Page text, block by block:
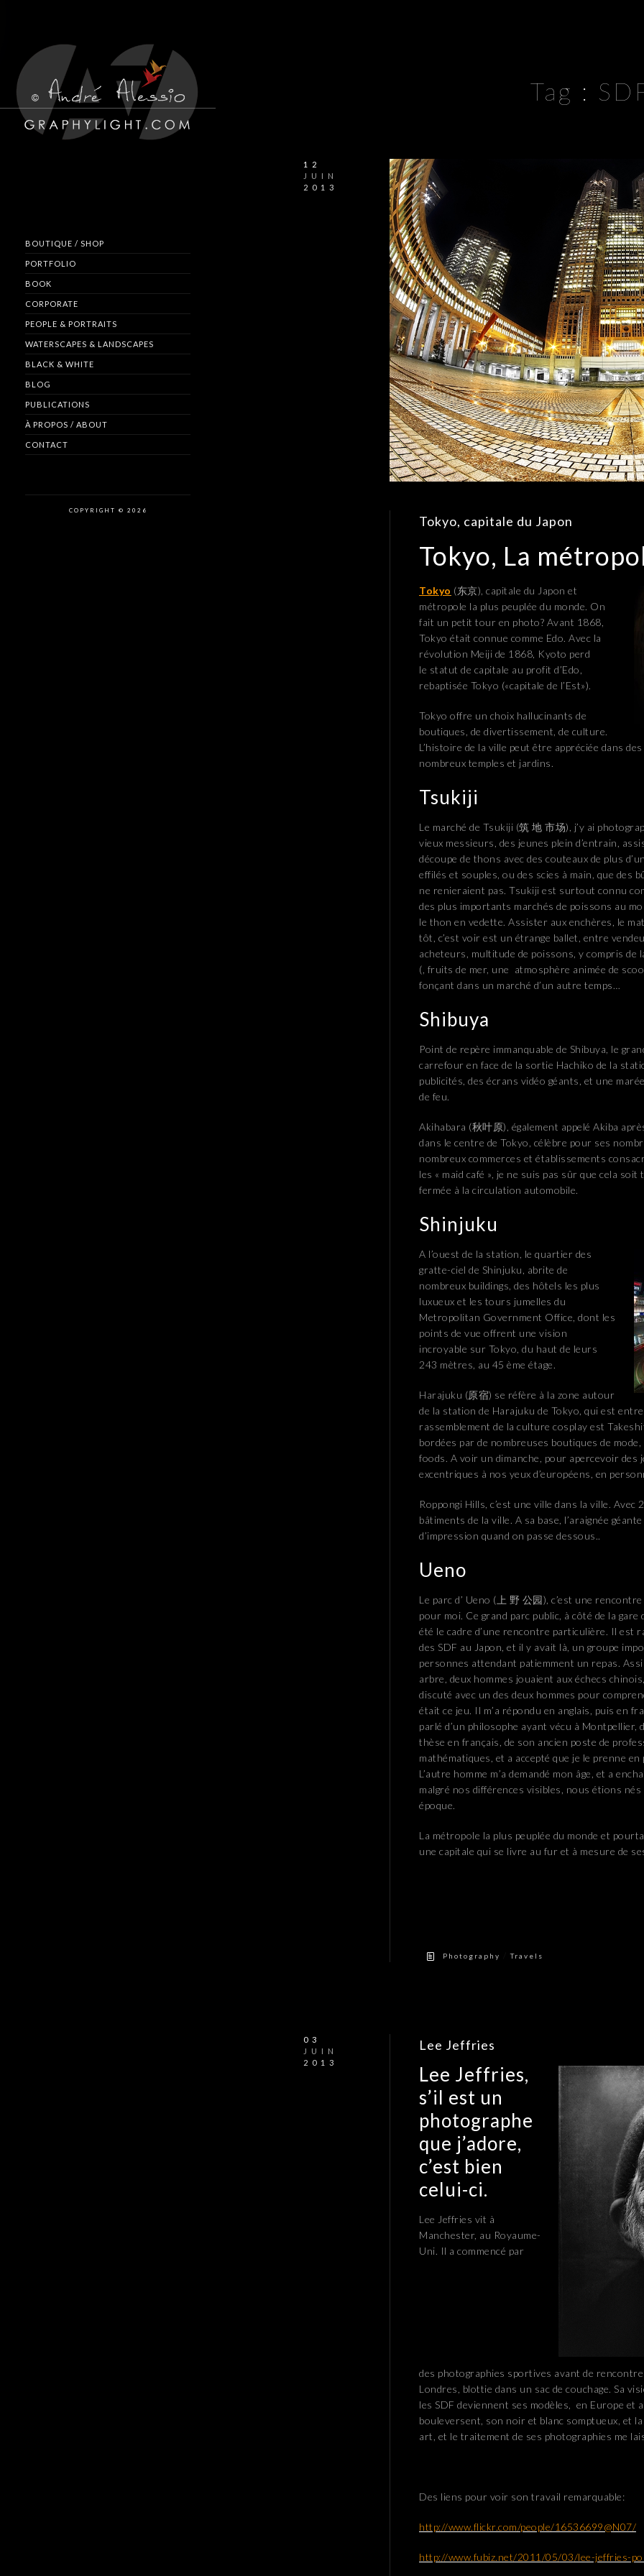
BOUTIQUE / SHOP
PORTFOLIO
BOOK
CORPORATE
PEOPLE & PORTRAITS
WATERSCAPES & LANDSCAPES
BLACK & WHITE
BLOG
PUBLICATIONS
À PROPOS / ABOUT
CONTACT
COPYRIGHT © 2026
Tag :
12
JUIN
2013
Tokyo, capitale du Japon
Tokyo, La
Tokyo (东京), capitale du Japon et
métropole la plus peuplée du monde. On
fait un petit tour en photo? Avant 1868,
Tokyo était connue comme Edo. Avec la
révolution Meiji de 1868, Kyoto perd
le statut de capitale au profit d’Edo,
rebaptisée Tokyo («capitale de l’Est»).
Tokyo offre un choix hallucinants de
boutiques, de divertissement, de culture.
L’histoire de la ville peut être appréciée dans
nombreux temples et jardins.
Tsukiji
Le marché de Tsukiji (筑 地 市场), j’y ai
vieux messieurs, des jeunes plein d’entrain,
découpe de thons avec des couteaux de plus
effilés et souples, ou des scies à main, que des
ne renieraient pas. Tsukiji est surtout connu
des plus importants marchés de poissons au
le thon en vedette. Assister aux enchères, le
tôt, c’est voir est un étrange ballet, entre
acheteurs, multitude de poissons, y compris de
(, fruits de mer, une atmosphère animée de
fonçant dans un marché d’un autre temps…
Shibuya
Point de repère immanquable de Shibuya, le
carrefour en face de la sortie Hachiko de la
publicités, des écrans vidéo géants, et une
de feu.
Akihabara (秋叶原), également appelé Akiba
dans le centre de Tokyo, célèbre pour ses
nombreux commerces et établissements
les « maid café », je ne suis pas sûr que cela
fermée à la circulation automobile.
Shinjuku
A l’ouest de la station, le quartier des
gratte-ciel de Shinjuku, abrite de
nombreux buildings, des hôtels les plus
luxueux et les tours jumelles du
Metropolitan Government Office, dont les
points de vue offrent une vision
incroyable sur Tokyo, du haut de leurs
243 mètres, au 45 ème étage.
Harajuku (原宿) se réfère à la zone autour
de la station de Harajuku de Tokyo, qui est
rassemblement de la culture cosplay est
bordées par de nombreuses boutiques de
foods. A voir un dimanche, pour apercevoir
excentriques à nos yeux d’européens, en
Roppongi Hills, c’est une ville dans la ville.
bâtiments de la ville. A sa base, l’araignée
d’impression quand on passe dessous..
Ueno
Le parc d’ Ueno (上 野 公园), c’est une
pour moi. Ce grand parc public, à côté de la gare
été le cadre d’une rencontre particulière. Il est
des SDF au Japon, et il y avait là, un groupe
personnes attendant patiemment un repas.
arbre, deux hommes jouaient aux échecs
discuté avec un des deux hommes pour
était ce jeu. Il m’a répondu en anglais, puis en
parlé d’un philosophe ayant vécu à Montpellier,
thèse en français, de son ancien poste de
mathématiques, et a accepté que je le prenne en
L’autre homme m’a demandé mon âge, et a
malgré nos différences visibles, nous étions nés
époque.
La métropole la plus peuplée du monde et
une capitale qui se livre au fur et à mesure de
Photography /Travels
03
JUIN
2013
Lee Jeffries
Lee Jeffries,
s’il est un
photographe
que j’adore,
c’est bien
celui-ci.
Lee Jeffries vit à
Manchester, au Royaume-
Uni. Il a commencé par
des photographies sportives avant de
Londres, blottie dans un sac de couchage. Sa
les SDF deviennent ses modèles, en Europe et
bouleversent, son noir et blanc somptueux, et
art, et le traitement de ses photographies me
Des liens pour voir son travail remarquable:
http://www.flickr.com/people/16536699@N07/
http://www.fubiz.net/2011/05/03/lee-jeffries-